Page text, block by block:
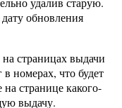
обновления
страницах выдачи
номерах, что будет
странице какого-
выдачу.